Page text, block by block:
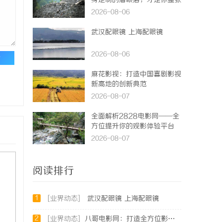
脸的点睛之笔！淡颜系女生的
2026-08-06
武汉配眼镜 上海配眼镜
2026-08-06
麻花影视：打造中国喜剧影视
新高地的创新典范
2026-08-07
全面解析2828电影网——全
方位提升你的观影体验平台
2026-08-07
阅读排行
1 [业界动态] 武汉配眼镜 上海配眼镜
2 [业界动态] 八哥电影网：打造全方位影视娱乐新体验的平台解析